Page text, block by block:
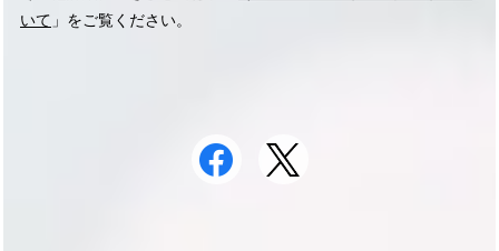
いて 」をご覧ください。